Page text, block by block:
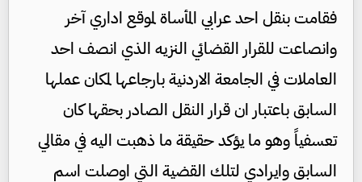
فقامت بنقل احد عرابي المأساة لموقع اداري آخر
وانصاعت للقرار القضائي النزيه الذي انصف احد
العاملات في الجامعة الاردنية بارجاعها لمكان عملها
السابق باعتبار ان قرار النقل الصادر بحقها كان
تعسفياً وهو ما يؤكد حقيقة ما ذهبت اليه في مقالي
السابق وايرادي لتلك القضية التي اوصلت اسم